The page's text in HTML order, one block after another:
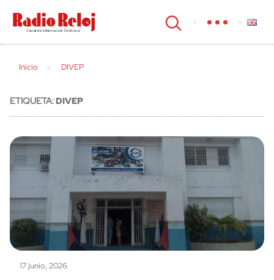
cerrar
Inicio DIVEP
ETIQUETA:DIVEP
17 junio, 2026